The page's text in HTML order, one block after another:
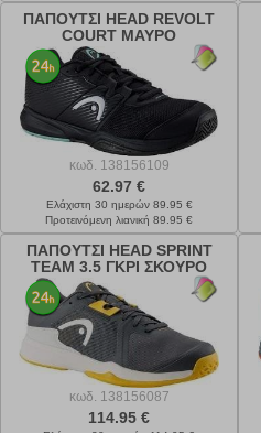
ΠΑΠΟΥΤΣΙ HEAD REVOLT
COURT ΜΑΥΡΟ
κωδ. 138156109
62.97 €
Ελάχιστη 30 ημερών 89.95 €
Προτεινόμενη λιανική 89.95 €
ΠΑΠΟΥΤΣΙ HEAD SPRINT
TEAM 3.5 ΓΚΡΙ ΣΚΟΥΡΟ
κωδ. 138156087
114.95 €